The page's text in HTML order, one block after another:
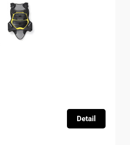
Detail